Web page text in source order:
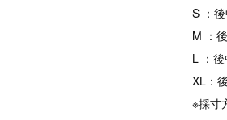
S ：
M ：
L ：
XL：
※採寸